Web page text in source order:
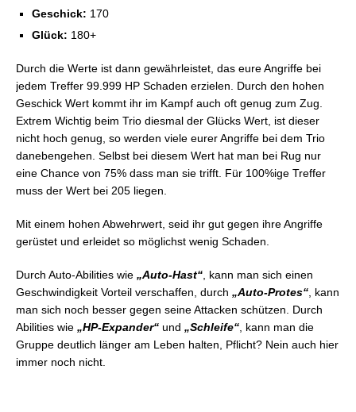
Geschick: 170
Glück: 180+
Durch die Werte ist dann gewährleistet, das eure Angriffe bei
jedem Treffer 99.999 HP Schaden erzielen. Durch den hohen
Geschick Wert kommt ihr im Kampf auch oft genug zum Zug.
Extrem Wichtig beim Trio diesmal der Glücks Wert, ist dieser
nicht hoch genug, so werden viele eurer Angriffe bei dem Trio
danebengehen. Selbst bei diesem Wert hat man bei Rug nur
eine Chance von 75% dass man sie trifft. Für 100%ige Treffer
muss der Wert bei 205 liegen.
Mit einem hohen Abwehrwert, seid ihr gut gegen ihre Angriffe
gerüstet und erleidet so möglichst wenig Schaden.
Durch Auto-Abilities wie „Auto-Hast“ , kann man sich einen
Geschwindigkeit Vorteil verschaffen, durch „Auto-Protes“ , kann
man sich noch besser gegen seine Attacken schützen. Durch
Abilities wie „HP-Expander“ und „Schleife“ , kann man die
Gruppe deutlich länger am Leben halten, Pflicht? Nein auch hier
immer noch nicht.